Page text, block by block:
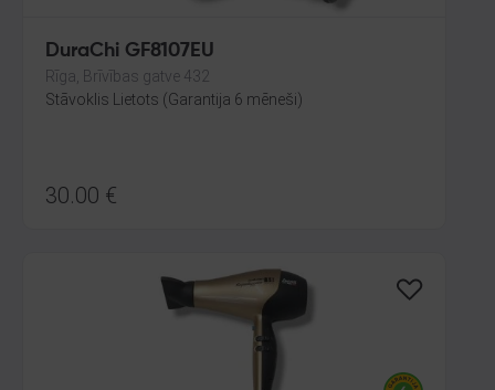
DuraChi GF8107EU
Rīga, Brīvības gatve 432
Stāvoklis Lietots (Garantija 6 mēneši)
30.00 €